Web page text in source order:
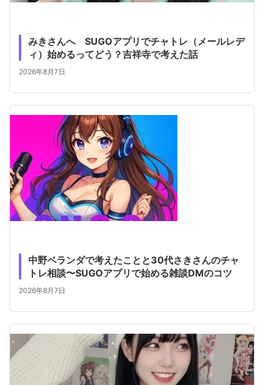
みきさんへ SUGOアプリでチャトレ（メールレデ
ィ）始めるってどう？吉祥寺で考えた話
2026年8月7日
中野ベランダで考えたことと30代さきさんのチャ
トレ相談〜SUGOアプリで始める雑談DMのコツ
2026年8月7日